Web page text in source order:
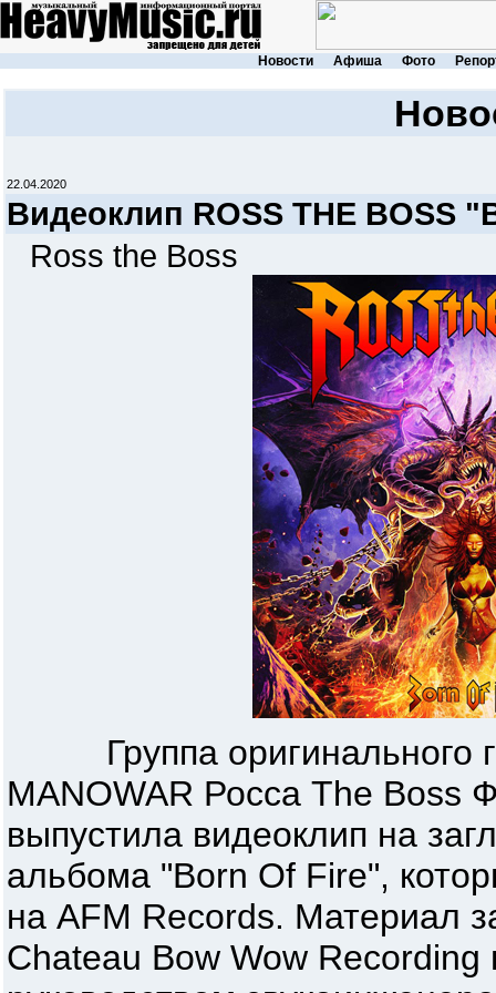
Новости Афиша Фото
22.04.2020
Видеоклип ROSS THE BOSS
Ross the Boss
Группа оригинального
MANOWAR Росса The Boss
выпустила видеоклип на
альбома "Born Of Fire",
на AFM Records. Материал
Chateau Bow Wow